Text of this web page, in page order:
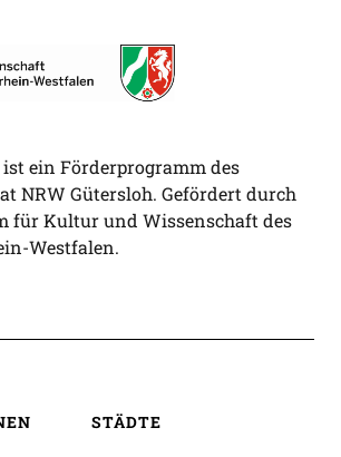
ein Förderprogramm des
NRW Gütersloh. Gefördert durch
für Kultur und Wissenschaft des
Westfalen.
STÄDTE